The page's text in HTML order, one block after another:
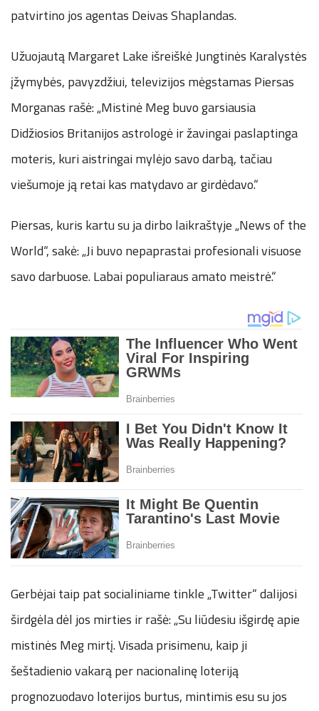
patvirtino jos agentas Deivas Shaplandas.
Užuojautą Margaret Lake išreiškė Jungtinės Karalystės
įžymybės, pavyzdžiui, televizijos mėgstamas Piersas
Morganas rašė: „Mistinė Meg buvo garsiausia
Didžiosios Britanijos astrologė ir žavingai paslaptinga
moteris, kuri aistringai mylėjo savo darbą, tačiau
viešumoje ją retai kas matydavo ar girdėdavo.“
Piersas, kuris kartu su ja dirbo laikraštyje „News of the
World“, sakė: „Ji buvo nepaprastai profesionali visuose
savo darbuose. Labai populiaraus amato meistrė.“
Gerbėjai taip pat socialiniame tinkle „Twitter“ dalijosi
širdgėla dėl jos mirties ir rašė: „Su liūdesiu išgirdę apie
mistinės Meg mirtį. Visada prisimenu, kaip ji
šeštadienio vakarą per nacionalinę loteriją
prognozuodavo loterijos burtus, mintimis esu su jos